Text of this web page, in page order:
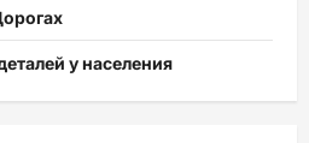
у населения